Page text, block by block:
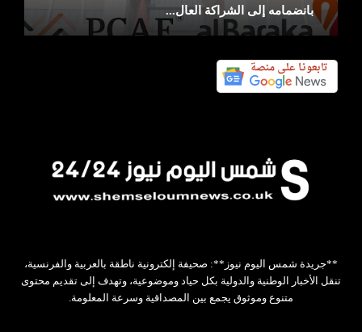
بانضمامه إلى الشراكة العال...
**جريدة شمس اليوم نيوز**: صحيفة إلكترونية ناطقة بالعربية والفرنسية،
تنقل الأخبار الوطنية والدولية بكل حياد وموضوعية، وتهدف إلى تقديم محتوى
متنوع وموثوق يجمع بين المصداقية وسرعة المعلومة.